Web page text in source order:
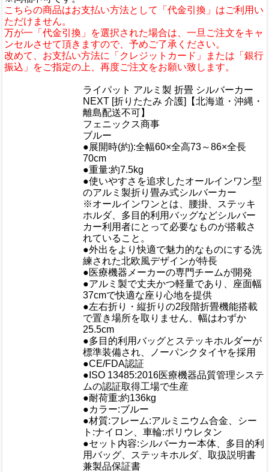
こちらの商品はお支払い方法として「代金引換」はご利用い
ただけません。
万が一「代金引換」を選択された場合は、一旦ご注文をキャ
ンセルさせて頂きますので、予めご了承ください。
改めて、お支払い方法に「クレジットカード」または「銀行
振込」をご指定の上、再度ご注文をお願い致します。
ライパット アルミ製 折畳 シルバーカー
NEXT [折りたたみ 介護]【北海道・沖縄・
離島配送不可】
フェニックス商事
ブルー
●展開時(約):全幅60×全高73～86×全長
70cm
●重量:約7.5kg
●使いやすさを追求したオールインワン型
のアルミ製折り畳み式シルバーカー
※オールインワンとは、腰掛、ステッキ
ホルダ、多目的利用バッグなどシルバー
カー利用者にとって必要なものが搭載さ
れていること。
●外出をより快適で魅力的なものにする洗
練された北欧風デザインが特長
●医療機器メーカーの専門チームが開発
●アルミ製で丈夫かつ軽量であり、座面幅
37cmで快適な座り心地を提供
●左右折り・縦折りの2段階折畳機能搭載
で置き場所を取りません、幅はわずか
25.5cm
●多目的利用バッグとステッキホルダーが
標準装備され、ノーパンクタイヤを採用
●CE/FDA認証
●ISO 13485:2016医療機器品質管理システ
ムの認証取得工場で生産
●耐荷重:約136kg
●カラー:ブルー
●材質:フレーム:アルミニウム合金、シー
ト:ナイロン、車輪:ポリウレタン
●セット内容:シルバーカー本体、多目的利
用バッグ、ステッキホルダ、取扱説明書
兼製品保証書